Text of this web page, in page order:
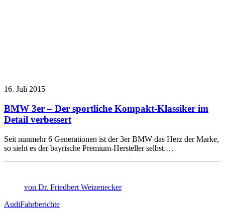
16. Juli 2015
BMW 3er – Der sportliche Kompakt-Klassiker im
Detail verbessert
Seit nunmehr 6 Generationen ist der 3er BMW das Herz der Marke,
so sieht es der bayrische Premium-Hersteller selbst.…
von Dr. Friedbert Weizenecker
AudiFahrberichte